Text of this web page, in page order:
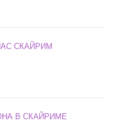
СКАЙРИМ
В СКАЙРИМЕ